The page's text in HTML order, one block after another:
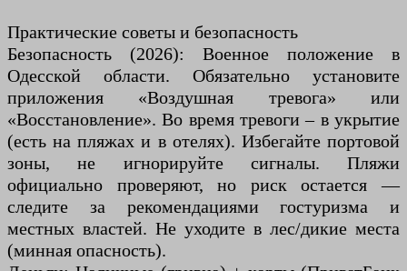
Практические советы и безопасность
Безопасность (2026): Военное положение в
Одесской области. Обязательно установите
приложения «Воздушная тревога» или
«Восстановление». Во время тревоги – в укрытие
(есть на пляжах и в отелях). Избегайте портовой
зоны, не игнорируйте сигналы. Пляжи
официально проверяют, но риск остается —
следите за рекомендациями гостуризма и
местных властей. Не уходите в лес/дикие места
(минная опасность).